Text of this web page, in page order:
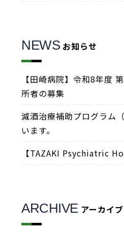
NEWS お知らせ
【田崎病院】令和8年度
所者の募集
減酒治療補助プログラム
います。
【TAZAKI Psychiatric
ARCHIVE アーカイブ